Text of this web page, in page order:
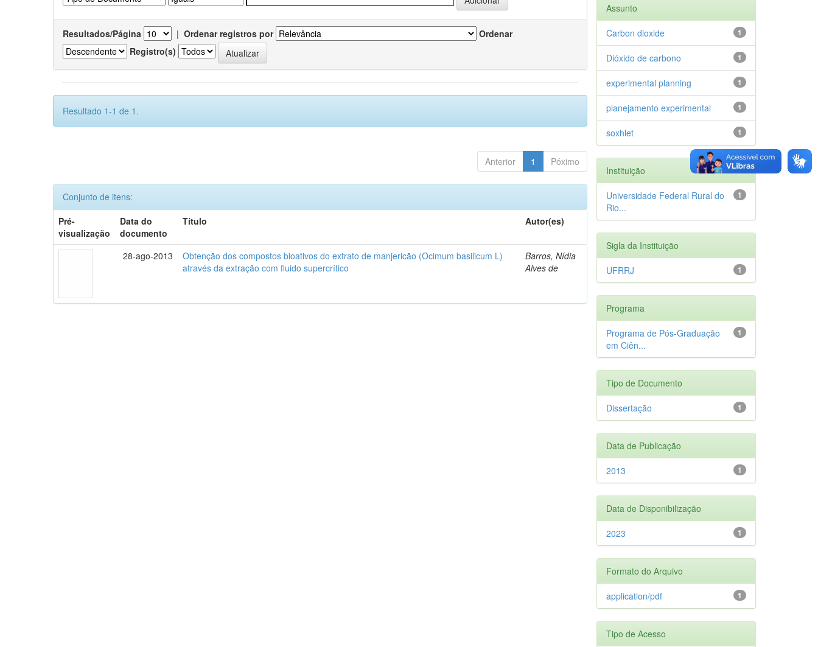
Resultados/Página | Ordenar registros por
Ordenar
Registro(s)
Resultado 1-1 de 1.
Anterior 1 Póximo
Conjunto de itens:
Pré-
visualização
Data do
documento
Título Autor(es)
28-ago-2013
Obtenção dos compostos bioativos do extrato de manjericão (Ocimum basilicum L)
através da extração com fluido supercrítico
Barros, Nídia
Alves de
Assunto
1
Carbon dioxide
1
Dióxido de carbono
1
experimental planning
1
planejamento experimental
1
soxhlet
Instituição
1
Universidade Federal Rural do
Rio...
Sigla da Instituição
1
UFRRJ
Programa
1
Programa de Pós-Graduação
em Ciên...
Tipo de Documento
1
Dissertação
Data de Publicação
1
2013
Data de Disponibilização
1
2023
Formato do Arquivo
1
application/pdf
Tipo de Acesso